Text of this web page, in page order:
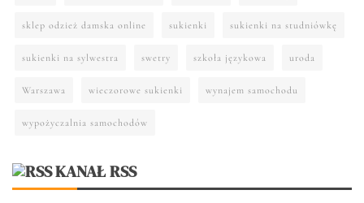
sklep odzież damska online sukienki sukienki na studniówkę
sukienki na sylwestra swetry szkoła językowa uroda
Warszawa wieczorowe sukienki wynajem samochodu
wypożyczalnia samochodów
KANAŁ RSS